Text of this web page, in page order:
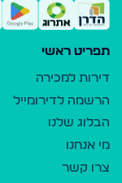
תפריט ראשי
דירות למכירה
הרשמה לדירומייל
הבלוג שלנו
מי אנחנו
צרו קשר